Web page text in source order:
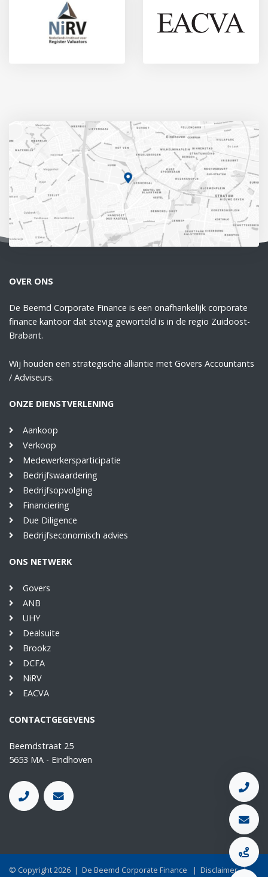
OVER ONS
De Beemd Corporate Finance is een onafhankelijk corporate
finance kantoor dat stevig geworteld is in de regio Zuidoost-
Brabant.
Wij houden een strategische alliantie met Govers Accountants
/ Adviseurs.
ONZE DIENSTVERLENING
Aankoop
Verkoop
Medewerkersparticipatie
Bedrijfswaardering
Bedrijfsopvolging
Financiering
Due Diligence
Bedrijfseconomisch advies
ONS NETWERK
Govers
ANB
UHY
Dealsuite
Brookz
DCFA
NiRV
EACVA
CONTACTGEGEVENS
Beemdstraat 25
5653 MA - Eindhoven
© Copyright 2026 | De Beemd Corporate Finance | Disclaimer|